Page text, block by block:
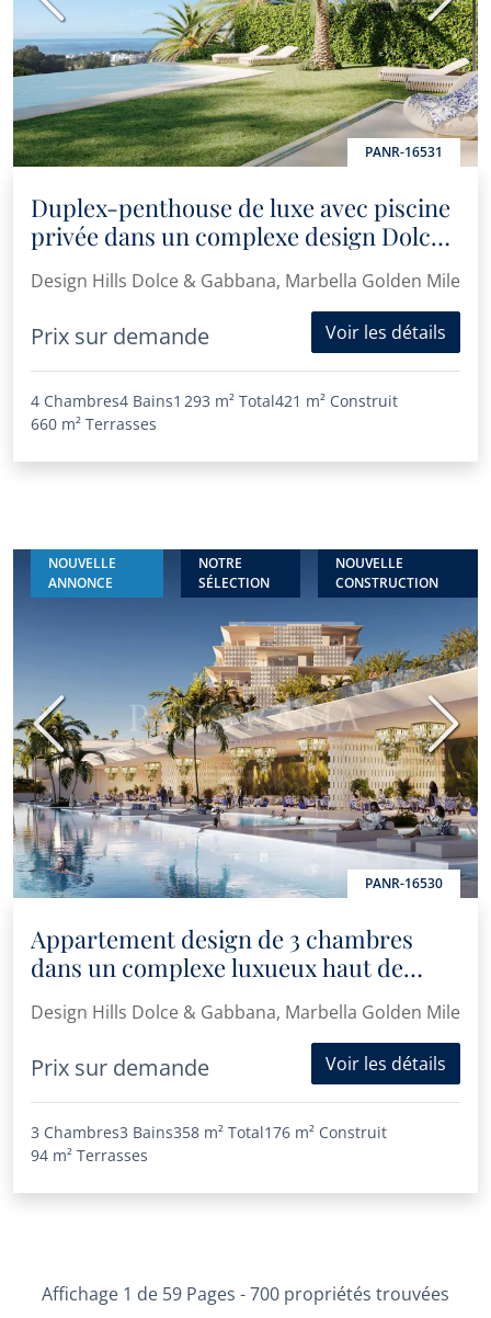
PANR-16531
Duplex-penthouse de luxe avec piscine
privée dans un complexe design Dolce
and Gabanna
Design Hills Dolce & Gabbana, Marbella Golden Mile
Prix sur demande Voir les détails
4 Chambres4 Bains1 293 m² Total421 m² Construit
660 m² Terrasses
NOUVELLE
ANNONCE
NOTRE
SÉLECTION
NOUVELLE
CONSTRUCTION
PANR-16530
Précédent
Appartement design de 3 chambres
dans un complexe luxueux haut de
gamme
Design Hills Dolce & Gabbana, Marbella Golden Mile
Prix sur demande Voir les détails
3 Chambres3 Bains358 m² Total176 m² Construit
94 m² Terrasses
Affichage 1 de 59 Pages - 700 propriétés trouvées